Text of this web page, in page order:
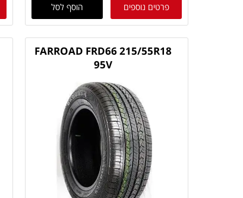
פרטים נוספים הוסף לסל
FARROAD FRD66 215/55R18
95V